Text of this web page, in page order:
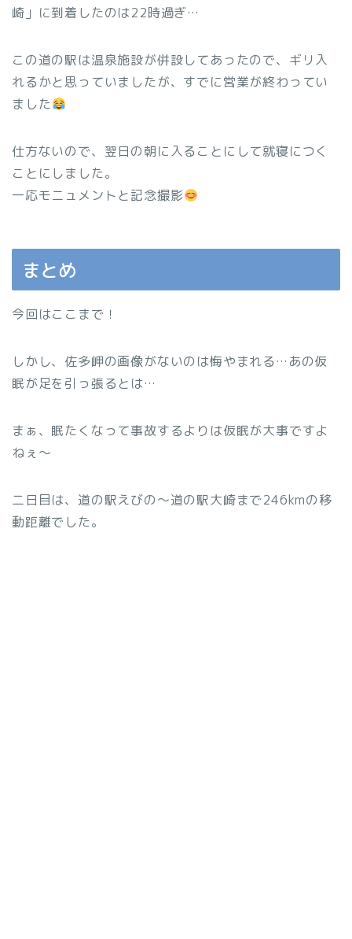
崎」に到着したのは22時過ぎ…
この道の駅は温泉施設が併設してあったので、ギリ入
れるかと思っていましたが、すでに営業が終わってい
ました
仕方ないので、翌日の朝に入ることにして就寝につく
ことにしました。
一応モニュメントと記念撮影
まとめ
今回はここまで！
しかし、佐多岬の画像がないのは悔やまれる…あの仮
眠が足を引っ張るとは…
まぁ、眠たくなって事故するよりは仮眠が大事ですよ
ねぇ〜
二日目は、道の駅えびの〜道の駅大崎まで246kmの移
動距離でした。